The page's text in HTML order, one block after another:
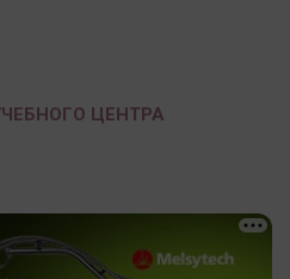
ЦЕНТРА